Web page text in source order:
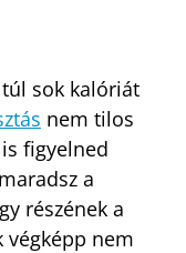
sok kalóriát
nem tilos
figyelned
a
részének a
végképp nem